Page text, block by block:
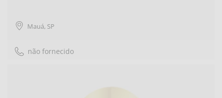
Mauá, SP
não fornecido